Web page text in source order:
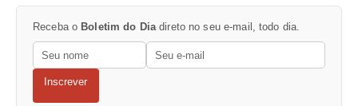
Receba o Boletim do Dia direto no seu e-mail, todo dia.
Inscrever